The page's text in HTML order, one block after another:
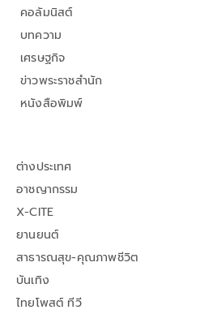
คอลัมนิสต์
บทความ
เศรษฐกิจ
ข่าวพระราชสำนัก
หนังสือพิมพ์
ต่างประเทศ
อาชญากรรม
X-CITE
ยานยนต์
สาธารณสุข-คุณภาพชีวิต
บันเทิง
ไทยโพสต์ ทีวี